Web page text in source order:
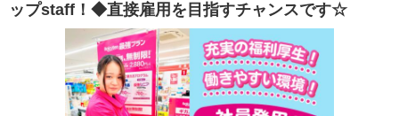
ップstaff！◆直接雇用を目指すチャンスです☆